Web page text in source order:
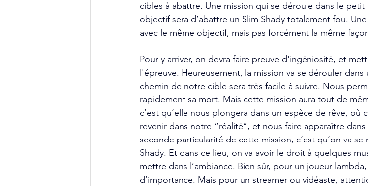
cibles à abattre. Une mission qui se déroule dans le
objectif sera d’abattre un Slim Shady totalement fou.
avec le même objectif, mais pas forcément la même
Pour y arriver, on devra faire preuve d'ingéniosité, et
l'épreuve. Heureusement, la mission va se dérouler
chemin de notre cible sera très facile à suivre. Nous
rapidement sa mort. Mais cette mission aura tout de
c’est qu’elle nous plongera dans un espèce de rêve, où
revenir dans notre “réalité”, et nous faire apparaître
seconde particularité de cette mission, c’est qu’on va se
Shady. Et dans ce lieu, on va avoir le droit à quelques
mettre dans l’ambiance. Bien sûr, pour un joueur
d’importance. Mais pour un streamer ou vidéaste,